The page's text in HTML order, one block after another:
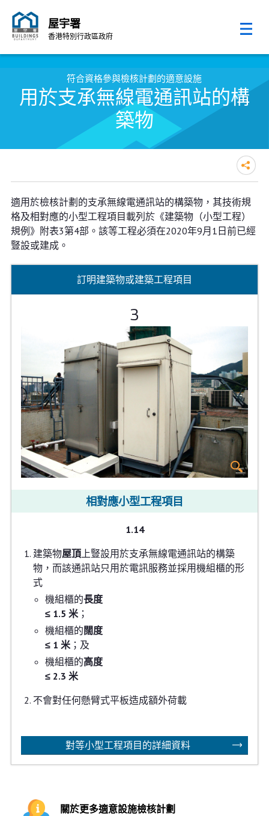
屋宇署
香港特別行政區政府
符合資格參與檢核計劃的適意設施
用於支承無線電通訊站的構
築物
適用於檢核計劃的支承無線電通訊站的構築物，其技術規
格及相對應的小型工程項目載列於《建築物（小型工程）
規例》附表3第4部。該等工程必須在2020年9月1日前已經
豎設或建成。
訂明建築物或建築工程項目
3
相對應小型工程項目
1.14
建築物屋頂上豎設用於支承無線電通訊站的構築
物，而該通訊站只用於電訊服務並採用機組櫃的形
式
機組櫃的長度
≤ 1.5 米；
機組櫃的 闊度
≤ 1 米；及
機組櫃的高度
≤ 2.3 米
不會對任何懸臂式平板造成額外荷載
對等小型工程項目的詳細資料
關於更多適意設施檢核計劃